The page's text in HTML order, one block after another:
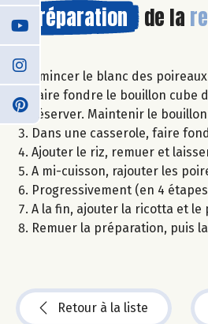
Préparation de la
Emincer le blanc des
Faire fondre le bouillon
réserver. Maintenir le
Dans une casserole, faire
Ajouter le riz, remuer et
A mi-cuisson, rajouter les
Progressivement (en 4
A la fin, ajouter la ricotta et le
Remuer la préparation, puis
Retour à la liste